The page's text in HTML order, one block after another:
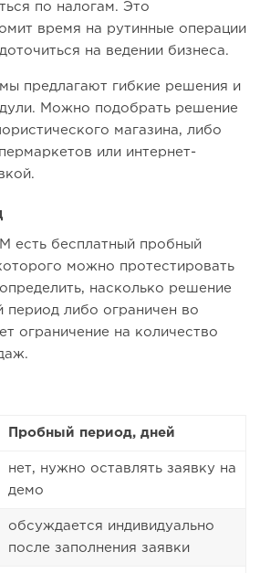
по налогам. Это
время на рутинные операции
на ведении бизнеса.
предлагают гибкие решения и
Можно подобрать решение
магазина, либо
или интернет-
есть бесплатный пробный
можно протестировать
насколько решение
период либо ограничен во
ограничение на количество
Пробный период, дней
нет, нужно оставлять заявку на
демо
обсуждается индивидуально
после заполнения заявки